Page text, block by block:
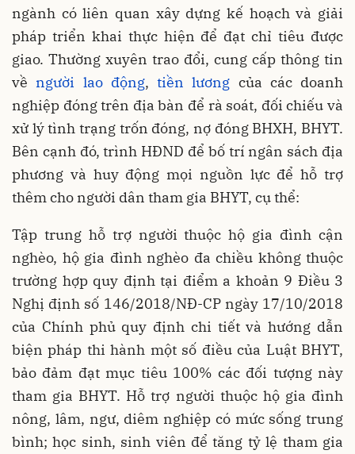
ngành có liên quan xây dựng kế hoạch và giải
pháp triển khai thực hiện để đạt chỉ tiêu được
giao. Thường xuyên trao đổi, cung cấp thông tin
vềngười lao động, tiền lương của các doanh
nghiệp đóng trên địa bàn để rà soát, đối chiếu và
xử lý tình trạng trốn đóng, nợ đóng BHXH, BHYT.
Bên cạnh đó, trình HĐND để bố trí ngân sách địa
phương và huy động mọi nguồn lực để hỗ trợ
thêm cho người dân tham gia BHYT, cụ thể:
Tập trung hỗ trợ người thuộc hộ gia đình cận
nghèo, hộ gia đình nghèo đa chiều không thuộc
trường hợp quy định tại điểm a khoản 9 Điều 3
Nghị định số 146/2018/NĐ-CP ngày 17/10/2018
của Chính phủ quy định chi tiết và hướng dẫn
biện pháp thi hành một số điều của Luật BHYT,
bảo đảm đạt mục tiêu 100% các đối tượng này
tham gia BHYT. Hỗ trợ người thuộc hộ gia đình
nông, lâm, ngư, diêm nghiệp có mức sống trung
bình; học sinh, sinh viên để tăng tỷ lệ tham gia